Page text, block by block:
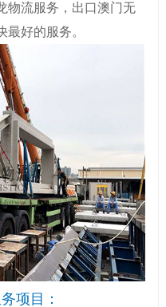
物流服务，出口澳门无
好的服务。
项目：